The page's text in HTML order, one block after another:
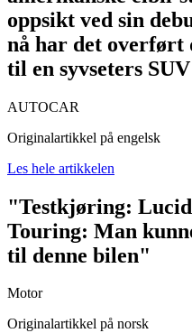
oppsikt ved sin
nå har det overført
til en syvseters
AUTOCAR
Originalartikkel på engelsk
Les hele artikkelen
"Testkjøring:
Touring: Man
til denne bilen"
Motor
Originalartikkel på norsk